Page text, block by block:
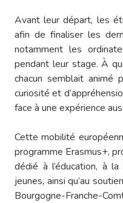
Avant leur départ, les
afin de finaliser les
notamment les
pendant leur stage. À
chacun semblait animé
curiosité et
face à une expérience
Cette mobilité
programme Erasmus+,
dédié à l’éducation, à
jeunes, ainsi qu’au
Bourgogne-Franche-